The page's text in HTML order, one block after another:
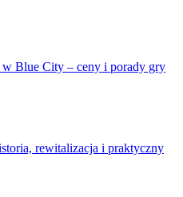
Blue City – ceny i porady gry
rewitalizacja i praktyczny